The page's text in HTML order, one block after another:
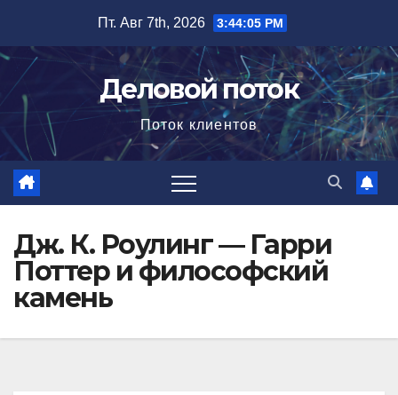
содержимому
Пт. Авг 7th, 2026 3:44:06 PM
Деловой поток
Поток клиентов
Дж. К. Роулинг — Гарри
Поттер и философский
камень